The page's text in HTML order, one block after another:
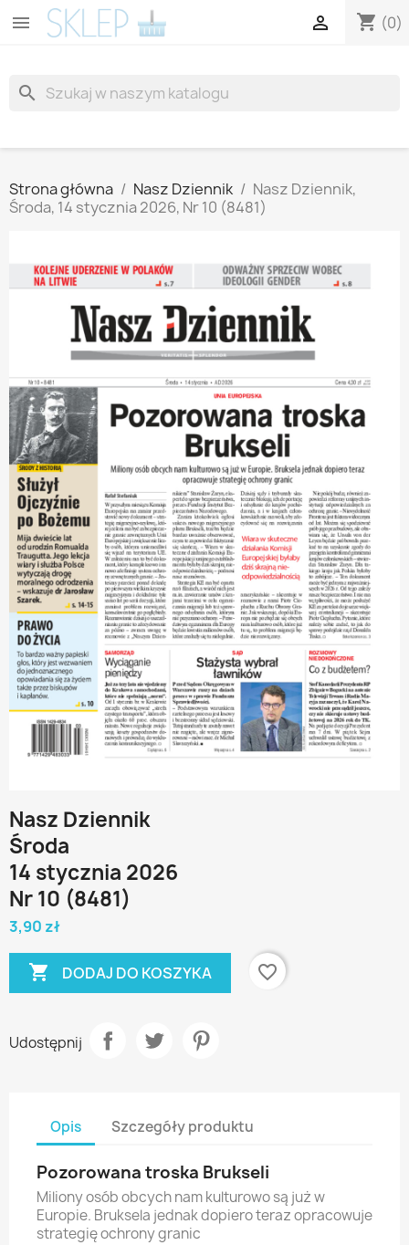
 shopping_cart (0)

search
Strona główna Nasz Dziennik
Nasz Dziennik,
Środa, 14 stycznia 2026, Nr 10 (8481)
Nasz Dziennik
Środa
14 stycznia 2026
Nr 10 (8481)
3,90 zł
 DODAJ DO KOSZYKA favorite_border
Udostępnij
Opis Szczegóły produktu
Pozorowana troska Brukseli
Miliony osób obcych nam kulturowo są już w
Europie. Bruksela jednak dopiero teraz opracowuje
strategię ochrony granic